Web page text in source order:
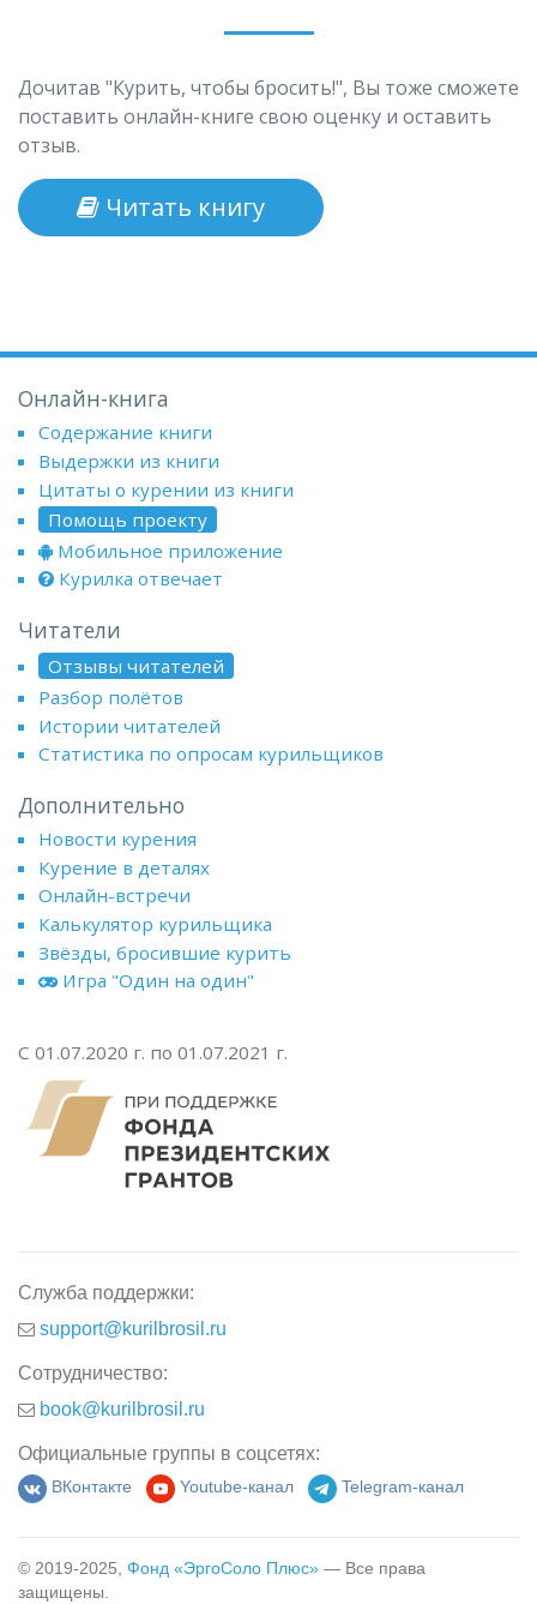
Дочитав "Курить, чтобы бросить!", Вы тоже сможете
поставить онлайн-книге свою оценку и оставить
отзыв.
Читать книгу
Онлайн-книга
Содержание книги
Выдержки из книги
Цитаты о курении из книги
Помощь проекту
Мобильное приложение
Курилка отвечает
Читатели
Отзывы читателей
Разбор полётов
Истории читателей
Статистика по опросам курильщиков
Дополнительно
Новости курения
Курение в деталях
Онлайн-встречи
Калькулятор курильщика
Звёзды, бросившие курить
Игра "Один на один"
С 01.07.2020 г. по 01.07.2021 г.
Служба поддержки:
support@kurilbrosil.ru
Сотрудничество:
book@kurilbrosil.ru
Официальные группы в соцсетях:
ВКонтакте Youtube-канал Telegram-канал
© 2019-2025, Фонд «ЭргоСоло Плюс» — Все права
защищены.